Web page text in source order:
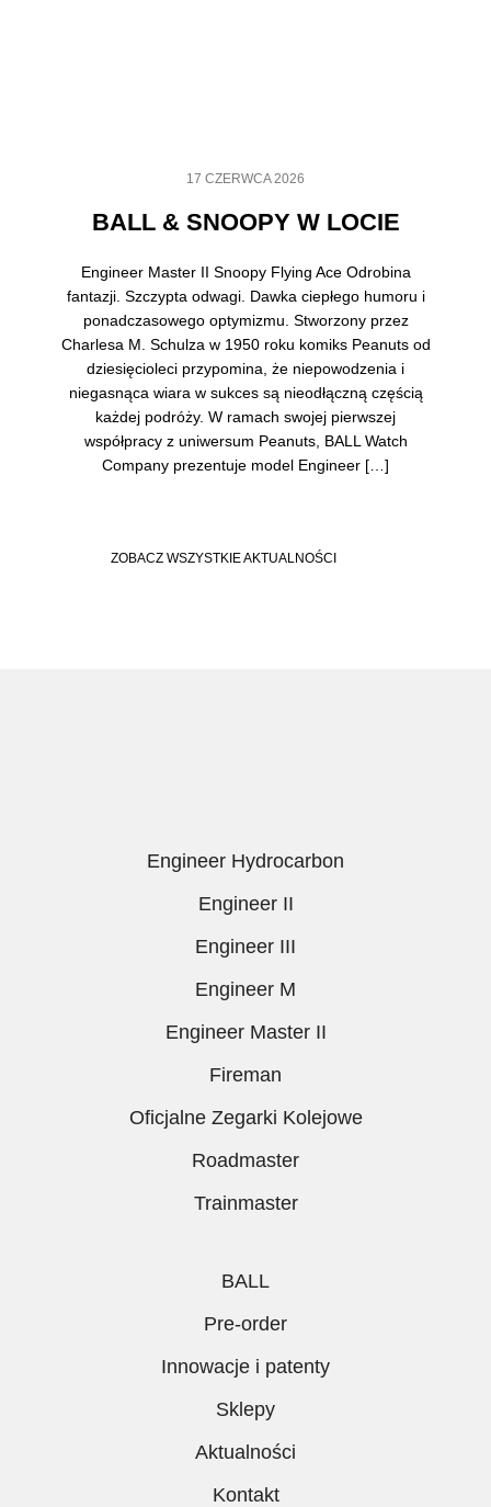
17 CZERWCA 2026
BALL & SNOOPY W LOCIE
Engineer Master II Snoopy Flying Ace Odrobina
fantazji. Szczypta odwagi. Dawka ciepłego humoru i
ponadczasowego optymizmu. Stworzony przez
Charlesa M. Schulza w 1950 roku komiks Peanuts od
dziesięcioleci przypomina, że niepowodzenia i
niegasnąca wiara w sukces są nieodłączną częścią
każdej podróży. W ramach swojej pierwszej
współpracy z uniwersum Peanuts, BALL Watch
Company prezentuje model Engineer […]
ZOBACZ WSZYSTKIE AKTUALNOŚCI
Engineer Hydrocarbon
Engineer II
Engineer III
Engineer M
Engineer Master II
Fireman
Oficjalne Zegarki Kolejowe
Roadmaster
Trainmaster
BALL
Pre-order
Innowacje i patenty
Sklepy
Aktualności
Kontakt